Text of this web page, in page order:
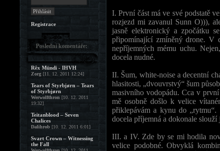
I. První část má ve své podstatě
rozjezd mi zavanul Sunn O))),
jasně elektronický a zpočátku
připomínající zmíněný drone. V
nepříjemných mému uchu.
docela nudné.
II. Šum, white-noise a decentní
hlasitosti, „dvouvrstvý“ šum
masivního vodopádu. Cca v
mě osobně došlo k velice
přiklepávám a kynu do
docela příjemná a dokonale
III. a IV. Zde by se mi hodila
velice podobné. Obvyklá
Registrace
Poslední komentáře:
Rêx Mündi - IHVH
Zorg [11. 12. 2011 12:24]
Tears of Styrbjørn – Tears
of Styrbjørn
Werwolfthron [10. 12. 2011
19:32]
Teitanblood – Seven
Chalices
Dalihrob [10. 12. 2011 6:01]
Svart Crown – Witnessing
the Fall